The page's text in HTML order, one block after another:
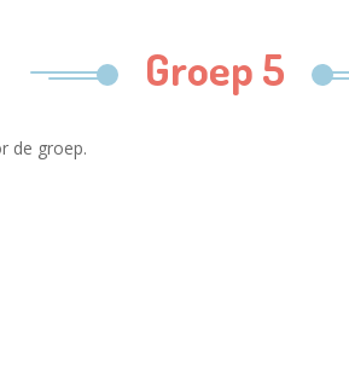
Groep 5
de groep.